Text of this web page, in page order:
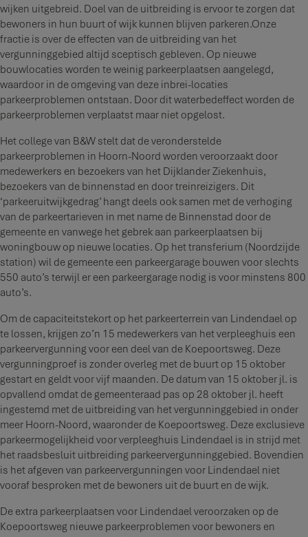
wijken uitgebreid. Doel van de uitbreiding is ervoor te zorgen dat
bewoners in hun buurt of wijk kunnen blijven parkeren.Onze
fractie is over de effecten van de uitbreiding van het
vergunninggebied altijd sceptisch gebleven. Op nieuwe
bouwlocaties worden te weinig parkeerplaatsen aangelegd,
waardoor in de omgeving van deze inbrei-locaties
parkeerproblemen ontstaan. Door dit waterbedeffect worden de
parkeerproblemen verplaatst maar niet opgelost.
Het college van B&W stelt dat de veronderstelde
parkeerproblemen in Hoorn-Noord worden veroorzaakt door
medewerkers en bezoekers van het Dijklander Ziekenhuis,
bezoekers van de binnenstad en door treinreizigers. Dit
‘parkeeruitwijkgedrag’ hangt deels ook samen met de verhoging
van de parkeertarieven in met name de Binnenstad door de
gemeente en vanwege het gebrek aan parkeerplaatsen bij
woningbouw op nieuwe locaties. Op het transferium (Noordzijde
station) wil de gemeente een parkeergarage bouwen voor slechts
550 auto’s terwijl er een parkeergarage nodig is voor minstens 800
auto’s.
Om de capaciteitstekort op het parkeerterrein van Lindendael op
te lossen, krijgen zo’n 15 medewerkers van het verpleeghuis een
parkeervergunning voor een deel van de Koepoortsweg. Deze
vergunningproef is zonder overleg met de buurt op 15 oktober
gestart en geldt voor vijf maanden. De datum van 15 oktober jl. is
opvallend omdat de gemeenteraad pas op 28 oktober jl. heeft
ingestemd met de uitbreiding van het vergunninggebied in onder
meer Hoorn-Noord, waaronder de Koepoortsweg. Deze exclusieve
parkeermogelijkheid voor verpleeghuis Lindendael is in strijd met
het raadsbesluit uitbreiding parkeervergunninggebied. Bovendien
is het afgeven van parkeervergunningen voor Lindendael niet
vooraf besproken met de bewoners uit de buurt en de wijk.
De extra parkeerplaatsen voor Lindendael veroorzaken op de
Koepoortsweg nieuwe parkeerproblemen voor bewoners en